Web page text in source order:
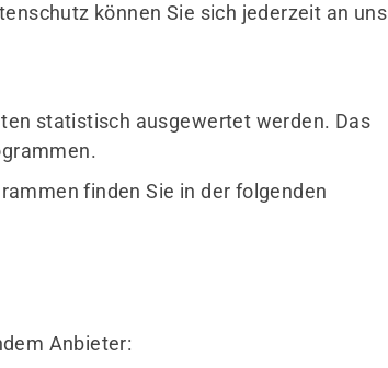
können Sie sich jederzeit an uns
statistisch ausgewertet werden. Das
finden Sie in der folgenden
Anbieter: